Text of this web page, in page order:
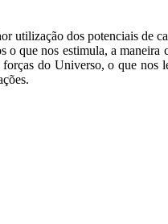
dos potenciais de
que nos estimula, a
do Universo, o que nos